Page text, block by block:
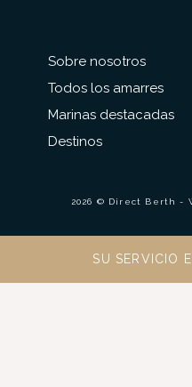
Sobre nosotros
Todos los amarres
Marinas destacadas
Destinos
2026 © Direct Berth -
SU SERVICIO